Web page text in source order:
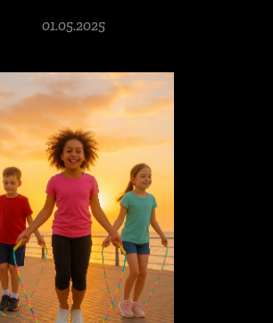
01.05.2025